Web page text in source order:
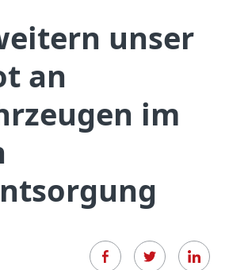
unser
an
im